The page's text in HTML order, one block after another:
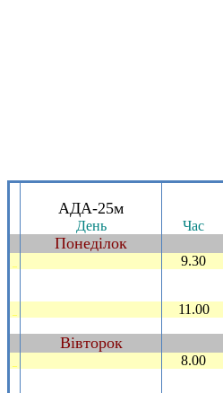
АДА-25м
День Час
Понедiлок
9.30
11.00
Вiвторок
8.00